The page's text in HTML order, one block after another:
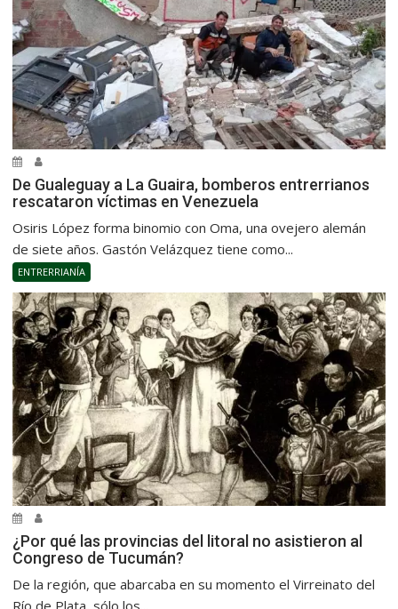
De Gualeguay a La Guaira, bomberos entrerrianos
rescataron víctimas en Venezuela
Osiris López forma binomio con Oma, una ovejero alemán
de siete años. Gastón Velázquez tiene como...
ENTRERRIANÍA
¿Por qué las provincias del litoral no asistieron al
Congreso de Tucumán?
De la región, que abarcaba en su momento el Virreinato del
Río de Plata, sólo los...